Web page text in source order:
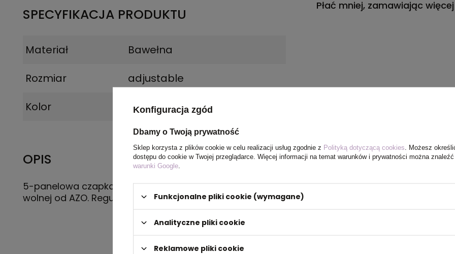
SPECYFIKACJA PRODUKTU
Materiał
Bawełna
Rozmiar
adjustable
Kolor
jasnozielony
OPIS
5-panelowa czapka z daszkiem wykonana z bawełny
wolnej od AZO. Regulacja na rzep. 170g/m2
Płać mniej, zamawiając więcej
Konfiguracja zgód
Dbamy o Twoją prywatność
Sklep korzysta z plików cookie w celu realizacji usług zgodnie z Polityką dotyczącą cookies . Możesz
dostępu do cookie w Twojej przeglądarce. Więcej informacji na temat warunków i prywatności można
warunki Google
Funkcjonalne pliki cookie (wymagane)
Analityczne pliki cookie
Reklamowe pliki cookie